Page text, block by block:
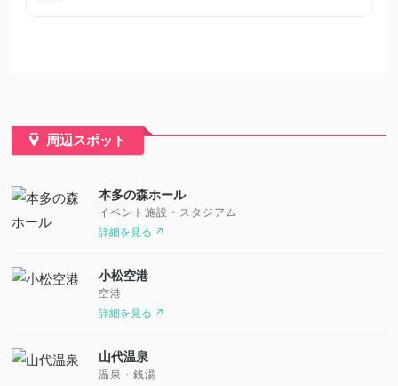
周辺スポット
本多の森ホール
イベント施設・スタジアム
詳細を見る ↗
小松空港
空港
詳細を見る ↗
山代温泉
温泉・銭湯